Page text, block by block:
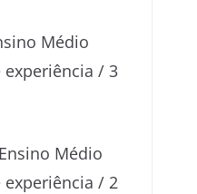
Médio
experiência / 3
Médio
/ 2